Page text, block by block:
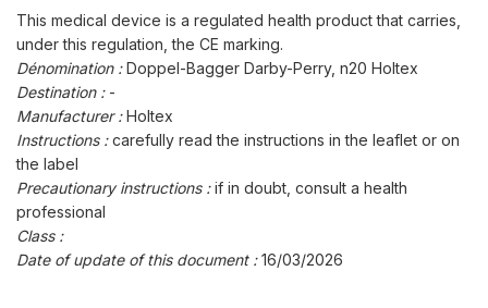
This medical device is a regulated health product that carries,
under this regulation, the CE marking.
Dénomination :Doppel-Bagger Darby-Perry, n20 Holtex
Destination : -
Manufacturer :Holtex
Instructions :carefully read the instructions in the leaflet or on
the label
Precautionary instructions :if in doubt, consult a health
professional
Class :
Date of update of this document :16/03/2026